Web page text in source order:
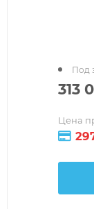
313
Цена
Под